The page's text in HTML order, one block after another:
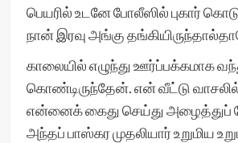
பெயரில் உடனே போலீஸில் புகார்
நான் இரவு அங்கு
காலையில் எழுந்து ஊர்ப்பக்கமாக
கொண்டிருந்தேன். என் வீட்டு
என்னைக் கைது செய்து
அந்தப் பாஸ்கர முதலியார் உறுமிய